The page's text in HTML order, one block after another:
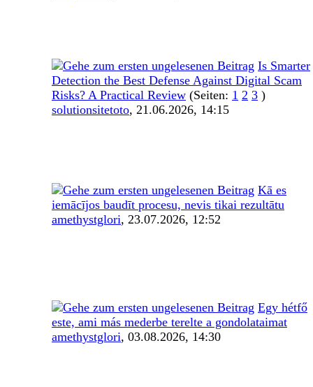
Is Smarter
Detection the Best Defense Against Digital Scam
Risks? A Practical Review (Seiten: 1 2 3 )
solutionsitetoto, 21.06.2026, 14:15
Kā es
iemācījos baudīt procesu, nevis tikai rezultātu
amethystglori, 23.07.2026, 12:52
Egy hétfő
este, ami más mederbe terelte a gondolataimat
amethystglori, 03.08.2026, 14:30